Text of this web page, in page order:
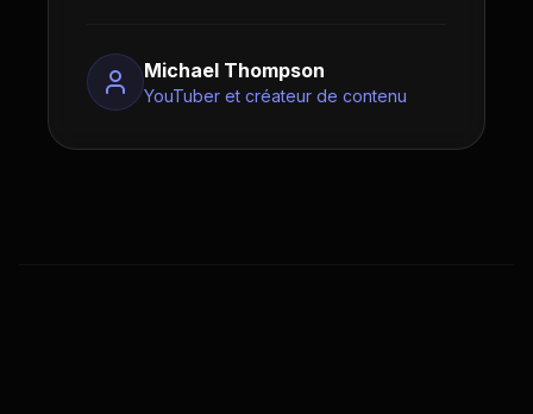
Michael Thompson
YouTuber et créateur de contenu